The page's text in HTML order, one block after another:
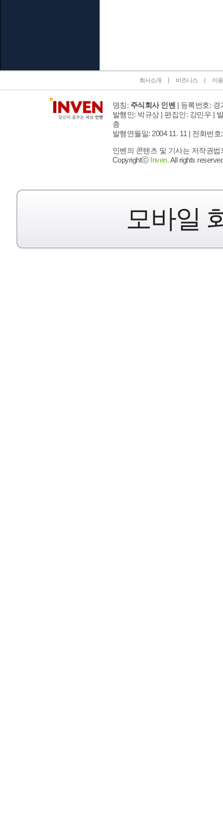
회사소개 비즈니스 이
명칭: 주식회사 인벤 | 등록번호: 경
발행인: 박규상 | 편집인: 강민우 |
층
발행연월일: 2004 11. 11 | 전화번호
인벤의 콘텐츠 및 기사는 저작권
Copyrightⓒ Inven.All rights
모바일